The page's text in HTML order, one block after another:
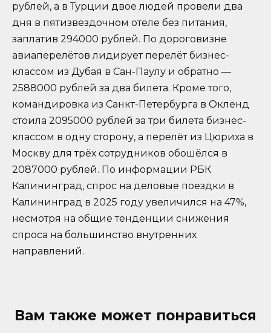
рублей, а в Турции двое людей провели два
дня в пятизвёздочном отеле без питания,
заплатив 294000 рублей. По дороговизне
авиаперелётов лидирует перелёт бизнес-
классом из Дубая в Сан-Паулу и обратно —
2588000 рублей за два билета. Кроме того,
командировка из Санкт-Петербурга в Окленд
стоила 2095000 рублей за три билета бизнес-
классом в одну сторону, а перелёт из Цюриха в
Москву для трёх сотрудников обошёлся в
2087000 рублей. По информации РБК
Калининград, спрос на деловые поездки в
Калининград в 2025 году увеличился на 47%,
несмотря на общие тенденции снижения
спроса на большинство внутренних
направлений.
Вам также может понравиться